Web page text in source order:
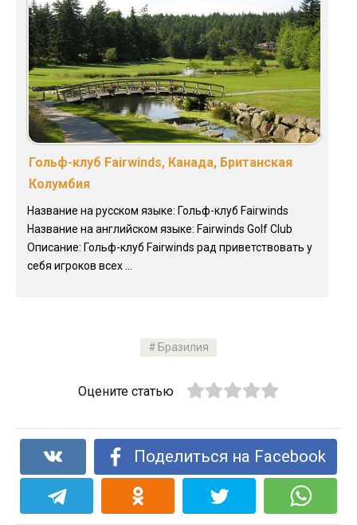
Гольф-клуб Fairwinds, Канада, Британская
Колумбия
Название на русском языке: Гольф-клуб Fairwinds
Название на английском языке: Fairwinds Golf Club
Описание: Гольф-клуб Fairwinds рад приветствовать у
себя игроков всех ...
Бразилия
Оцените статью
Поделиться на Facebook